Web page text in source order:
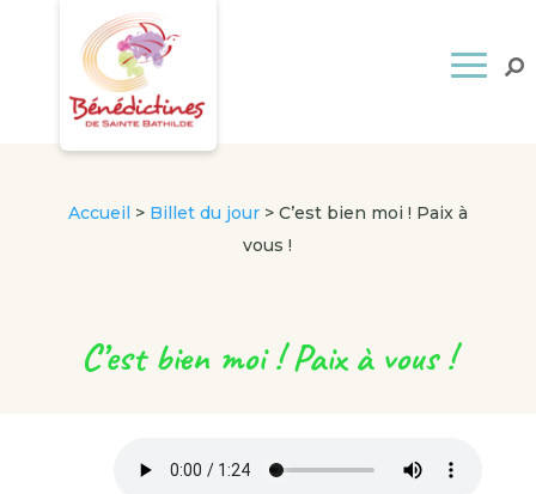
Accueil > Billet du jour> C’est bien moi ! Paix à
vous !
C’est bien moi ! Paix à vous !